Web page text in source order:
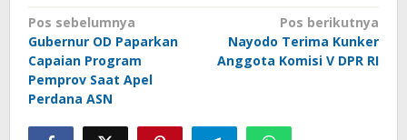
Navigasi
pos
Pos sebelumnya
Gubernur OD Paparkan
Capaian Program
Pemprov Saat Apel
Perdana ASN
Pos berikutnya
Nayodo Terima Kunker
Anggota Komisi V DPR RI